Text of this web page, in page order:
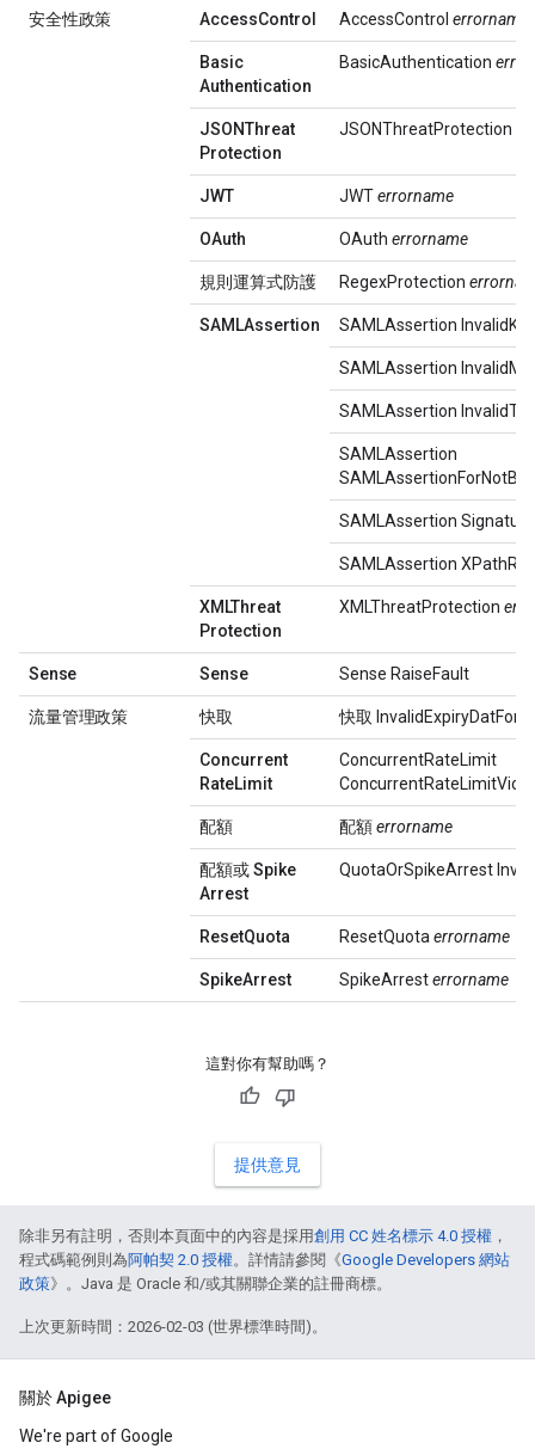
安全性政策 AccessControl AccessControl errorname
Basic
Authentication
BasicAuthentication
JSONThreat
Protection
JSONThreatProtection
JWT JWTerrorname
OAuth OAuth errorname
規則運算式防護 RegexProtection
SAMLAssertion SAMLAssertion
SAMLAssertion
SAMLAssertion
SAMLAssertion
SAMLAssertion
SAMLAssertion
XMLThreat
Protection
XMLThreatProtection
Sense Sense Sense RaiseFault
流量管理政策 快取 快取
Concurrent
RateLimit
ConcurrentRateLimit
配額 配額errorname
配額或 Spike
Arrest
QuotaOrSpikeArrest
ResetQuota ResetQuota errorname
SpikeArrest SpikeArresterrorname
這對你有幫助嗎？
提供意見
除非另有註明，否則本頁面中的內容是採用創用 CC 姓名標示 4.0 授權 ，
程式碼範例則為阿帕契 2.0 授權。詳情請參閱《Google Developers 網站
政策》。Java 是 Oracle 和/或其關聯企業的註冊商標。
上次更新時間：2026-02-03 (世界標準時間)。
關於 Apigee
We're part of Google